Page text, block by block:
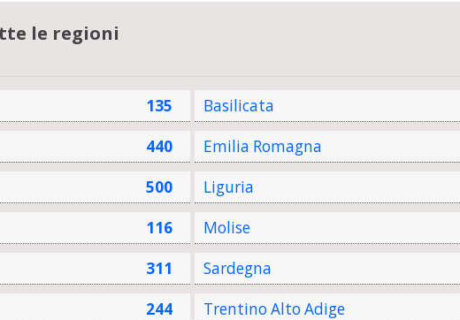
le regioni
135 Basilicata
440 Emilia Romagna
500 Liguria
116 Molise
311 Sardegna
244 Trentino Alto Adige